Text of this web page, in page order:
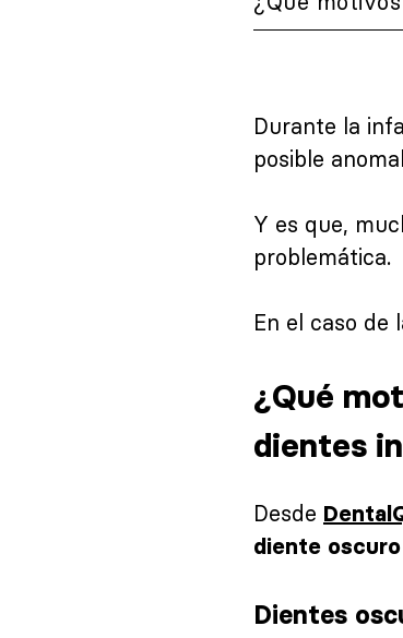
Durante la
posible
Y es que,
problemática.
En el caso de
¿Qué
dientes
Desde
diente
Dientes